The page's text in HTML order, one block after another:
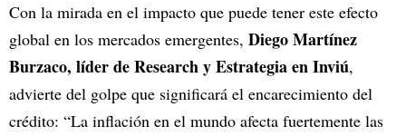
Con la mirada en el impacto que puede tener este efecto
global en los mercados emergentes, Diego Martínez
Burzaco, líder de Research y Estrategia en Inviú,
advierte del golpe que significará el encarecimiento del
crédito: “La inflación en el mundo afecta fuertemente las